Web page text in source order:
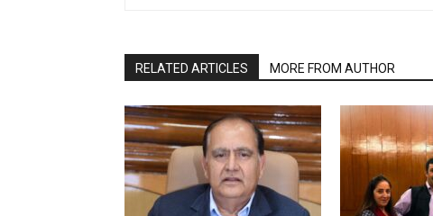
RELATED ARTICLES MORE FROM AUTHOR